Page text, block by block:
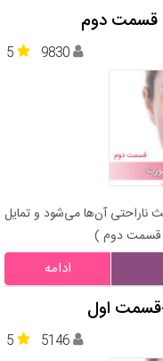
قسمت دوم
5 9830
ناراحتی آن‌ها می‌شود و تمایل
( قسمت دوم )
ادامه
اول
5 5146